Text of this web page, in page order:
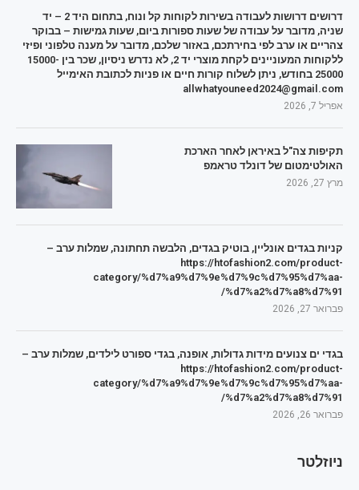
דרושים דרושות לעבודה בשירות לקוחות קל ונוח, בתחום היד 2 – יד
שניה, מדובר על עבודה של שעות ספורות ביום, שעות גמישות – בבוקר
צהריים או ערב לפי בחירתכם, באזור שלכם, מדובר על מענה טלפוני ופיזי
ללקוחות המעוניינים לקחת מוצרי יד 2, לא נדרש ניסיון, שכר בין 15000-
25000 בחודש, ניתן לשלוח קורות חיים או פניות לכתובת האימייל
allwhatyouneed2024@gmail.com
אפריל 7, 2026
תקיפות צה"ל באיראן לאחר הארכת
האולטימטום של דונלד טראמפ
מרץ 27, 2026
קניות בגדים אונליין, בוטיק בגדים, הלבשה תחתונה, שמלות ערב –
https://htofashion2.com/product-
category/%d7%a9%d7%9e%d7%9c%d7%95%d7%aa-
%d7%a2%d7%a8%d7%91/
פברואר 27, 2026
בגדי ים צנועים מידות גדולות, אופנה, בגדי ספורט לילדים, שמלות ערב –
https://htofashion2.com/product-
category/%d7%a9%d7%9e%d7%9c%d7%95%d7%aa-
%d7%a2%d7%a8%d7%91/
פברואר 26, 2026
ניוזלטר